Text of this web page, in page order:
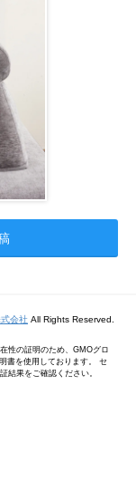
会社 All Rights Reserved.
性の証明のため、GMOグロ
書を使用しております。 セ
結果をご確認ください。